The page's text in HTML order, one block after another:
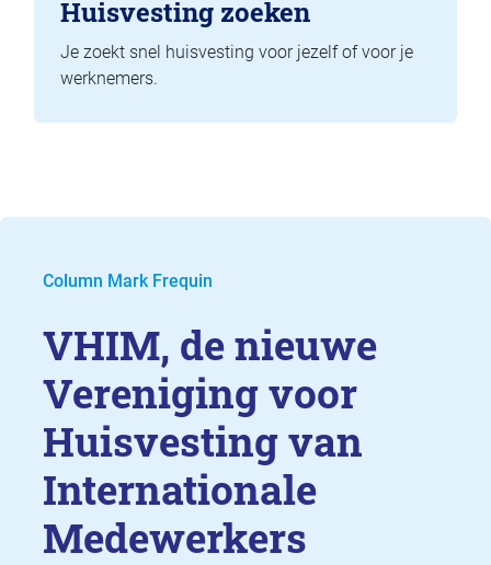
Huisvesting zoeken
Je zoekt snel huisvesting voor jezelf of voor je
werknemers.
Column Mark Frequin
VHIM, de nieuwe
Vereniging voor
Huisvesting van
Internationale
Medewerkers